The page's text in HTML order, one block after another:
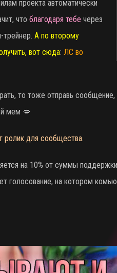
проекта автоматически
что благодаря тебе через
А по второму
вот сюда: ЛС во
то тоже отправь
мем 💋
ролик для сообщества.
на 10% от суммы
голосование, на котором